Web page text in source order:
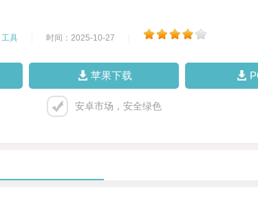
工具 时间：2025-10-27
苹果下载
安卓市场，安全绿色